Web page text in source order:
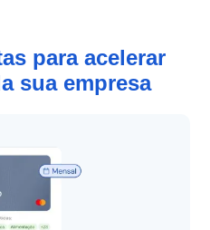
para acelerar
sua empresa